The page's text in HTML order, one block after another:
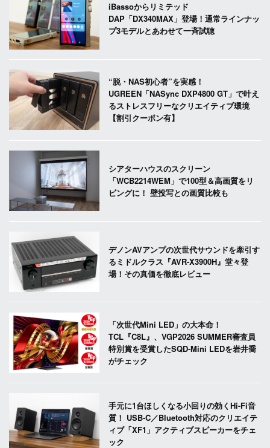
iBassoからリミテッド
DAP「DX340MAX」登場！通常ラインナッ
プ3モデルとあわせて一斉試聴
“脱・NAS初心者”を実感！
UGREEN「NASync DXP4800 GT」で叶え
るストレスフリーなクリエイティブ環境
【割引クーポン有】
シアターハウスのスクリーン
「WCB2214WEM」で100型＆高画質をリ
ビングに！ 壁投写との画質比較も
デノンAVアンプの次世代サウンドを牽引す
るミドルクラス『AVR-X3900H』堂々登
場！その真価を徹底レビュー
「次世代Mini LED」の大本命！
TCL『C8L』、VGP2026 SUMMER審査員
特別賞を受賞したSQD-Mini LEDを岩井喬
がチェック
手元に1台ほしくなる小回りの効くHi-Fi音
質！ USB-C／Bluetooth対応のクリエイテ
ィブ「XF1」アクティブスピーカーをチェ
ック